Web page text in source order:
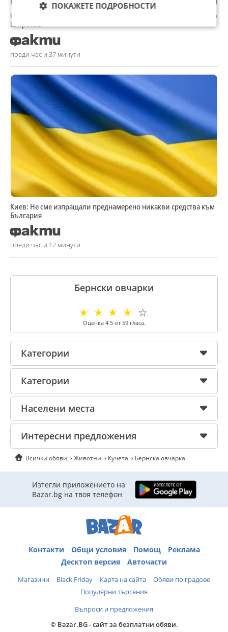
Съдът в Бургас остави в ареста областния лидер на ДПС Христо
Широков
преди час и 37 минути
Киев: Не сме изпращали преднамерено никакви средства към
България
преди час и 12 минути
Бернски овчарки
☆
☆
☆
☆
☆
Оценка 4.5от 59гласа.
Категории
Категории
Населени места
Интересни предложения
Всички обяви Животни Кучета Бернска овчарка
Изтегли приложението на
Bazar.bg на твоя телефон
Контакти Общи условия Помощ
Реклама
Десктоп версия
Авточасти
Магазини Black Friday Карта на сайта
Обяви по градове
Популярни търсения
Въпроси и предложения
© Bazar.BG - сайт за безплатни обяви.
ПОКАЖЕТЕ ПОДРОБНОСТИ